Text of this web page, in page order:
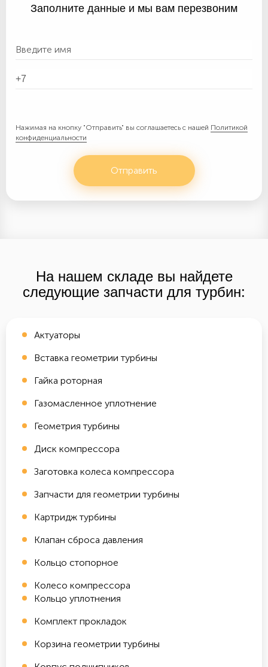
Заполните данные и мы вам перезвоним
Нажимая на кнопку "Отправить" вы соглашаетесь с нашей Политикой
конфиденциальности
Отправить
На нашем складе вы найдете
следующие запчасти для турбин:
Актуаторы
Вставка геометрии турбины
Гайка роторная
Газомасленное уплотнение
Геометрия турбины
Диск компрессора
Заготовка колеса компрессора
Запчасти для геометрии турбины
Картридж турбины
Клапан сброса давления
Кольцо стопорное
Колесо компрессора
Кольцо уплотнения
Комплект прокладок
Корзина геометрии турбины